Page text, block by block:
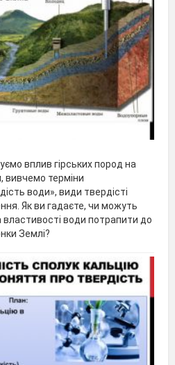
вплив гірських пород на
вивчемо терміни
води», види твердісті
Як ви гадаєте, чи можуть
властивості води потрапити до
Землі?